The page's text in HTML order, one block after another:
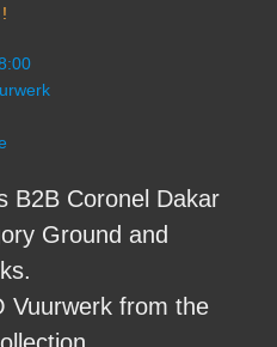
B2B Coronel Dakar
Ground and
Vuurwerk from the